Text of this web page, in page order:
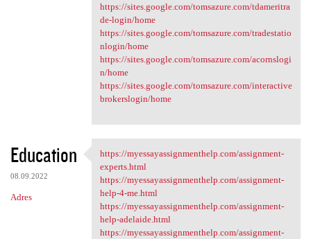
https://sites.google.com/tomsazure.com/tdameritra
de-login/home
https://sites.google.com/tomsazure.com/tradestatio
nlogin/home
https://sites.google.com/tomsazure.com/acornslogi
n/home
https://sites.google.com/tomsazure.com/interactive
brokerslogin/home
Education
08.09.2022
Adres
https://myessayassignmenthelp
https://myessayassignmenthelp.com/assignment-
experts.html
https://myessayassignmenthelp.com/assignment-
help-4-me.html
https://myessayassignmenthelp.com/assignment-
help-adelaide.html
https://myessayassignmenthelp.com/assignment-